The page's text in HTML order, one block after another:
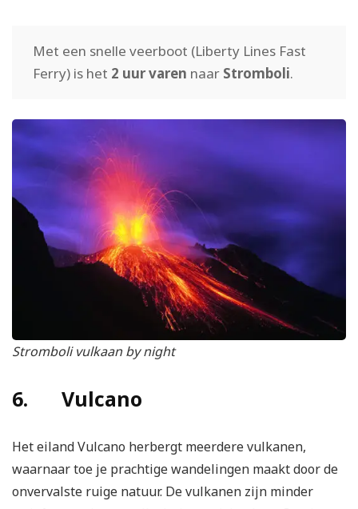
Met een snelle veerboot (Liberty Lines Fast
Ferry) is het 2 uur varen naar Stromboli.
Stromboli vulkaan by night
6. Vulcano
Het eiland Vulcano herbergt meerdere vulkanen,
waarnaar toe je prachtige wandelingen maakt door de
onvervalste ruige natuur. De vulkanen zijn minder